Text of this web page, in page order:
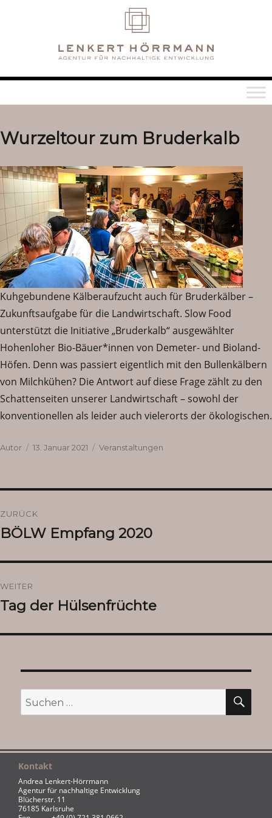
Wurzeltour zum Bruderkalb
Kuhgebundene Kälberaufzucht auch für Bruderkälber –
Zukunftsaufgabe für die Landwirtschaft. Slow Food
unterstützt die Initiative „Bruderkalb“ ausgewählter
Hohenloher Bio-Bäuer*innen von Demeter- und Bioland-
Höfen. Denn was passiert eigentlich mit den Bullenkälbern
von Milchkühen? Die Antwort auf diese Frage zählt zu den
Schattenseiten unserer Landwirtschaft – sowohl der
konventionellen als leider auch vielerorts der ökologischen.
Autor
Autor
Veröffentlicht
13. Januar 2021 Kategorien
Veranstaltungen
ZURÜCK
Vorheriger
BÖLW Empfang 2020
WEITER
Nächster
Tag der Hülsenfrüchte
Suchen
nach:
Kontakt
Andrea Lenkert-Hörrmann
Agentur für nachhaltige Entwicklung
Blücherstr. 11
76185 Karlsruhe